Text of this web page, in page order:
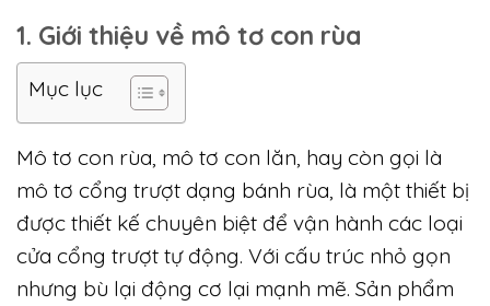
1. Giới thiệu về mô tơ con rùa
Mục lục
Mô tơ con rùa, mô tơ con lăn, hay còn gọi là
mô tơ cổng trượt dạng bánh rùa, là một thiết bị
được thiết kế chuyên biệt để vận hành các loại
cửa cổng trượt tự động. Với cấu trúc nhỏ gọn
nhưng bù lại động cơ lại mạnh mẽ. Sản phẩm